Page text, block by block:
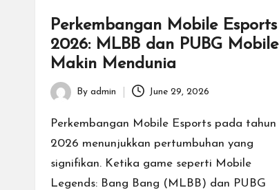
m
Perkembangan Mobile Esports
2026: MLBB dan PUBG Mobile
Makin Mendunia
Posted
by
By admin June 29, 2026
Perkembangan Mobile Esports pada tahun
2026 menunjukkan pertumbuhan yang
signifikan. Ketika game seperti Mobile
Legends: Bang Bang (MLBB) dan PUBG